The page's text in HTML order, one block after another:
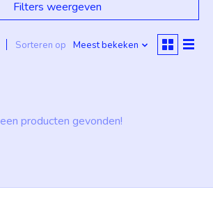
Filters weergeven
Sorteren op Meest bekeken
producten gevonden!